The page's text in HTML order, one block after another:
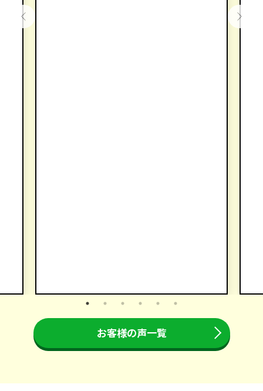
お客様の声一覧